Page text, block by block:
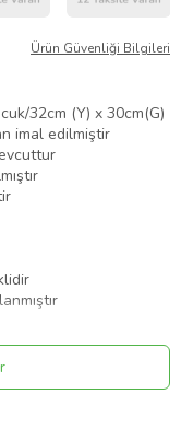
Ürün Güvenliği Bilgileri
32cm (Y) x 30cm(G)
imal edilmiştir
ile üretim
sunar